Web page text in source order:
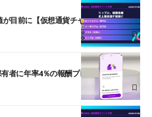
目前に【仮想通貨チャート分析】
者に年率4％の報酬プログラムを開始